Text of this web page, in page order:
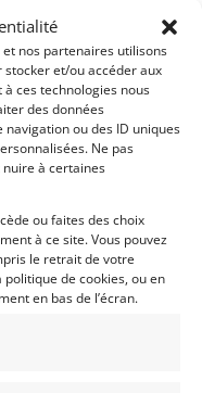
nos partenaires utilisons
et/ou accéder aux
ces technologies nous
des données
ou des ID uniques
Ne pas
à certaines
ou faites des choix
à ce site. Vous pouvez
le retrait de votre
de cookies, ou en
en bas de l’écran.
Car-Pass
modèle